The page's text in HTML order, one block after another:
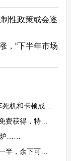
性政策或会逐
，“下半年市场
顿成故障重点
，特效太炫酷
炉……
下可缓交1-2年